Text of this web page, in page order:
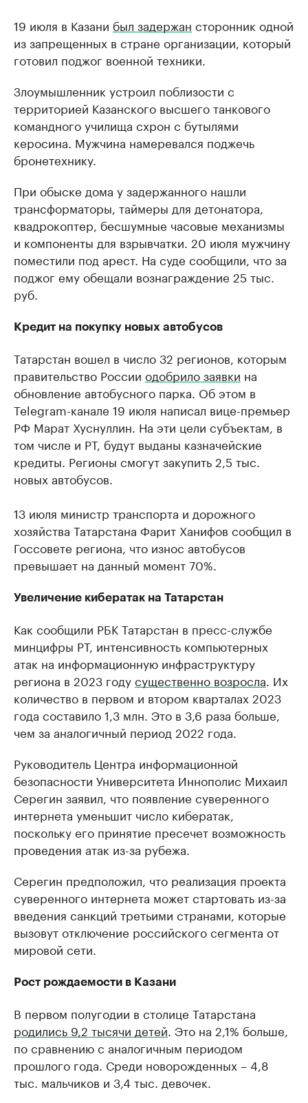
19 июля в Казани был задержан сторонник одной
из запрещенных в стране организации, который
готовил поджог военной техники.
Злоумышленник устроил поблизости с
территорией Казанского высшего танкового
командного училища схрон с бутылями
керосина. Мужчина намеревался поджечь
бронетехнику.
При обыске дома у задержанного нашли
трансформаторы, таймеры для детонатора,
квадрокоптер, бесшумные часовые механизмы
и компоненты для взрывчатки. 20 июля мужчину
поместили под арест. На суде сообщили, что за
поджог ему обещали вознаграждение 25 тыс.
руб.
Кредит на покупку новых автобусов
Татарстан вошел в число 32 регионов, которым
правительство России одобрило заявки на
обновление автобусного парка. Об этом в
Telegram-канале 19 июля написал вице-премьер
РФ Марат Хуснуллин. На эти цели субъектам, в
том числе и РТ, будут выданы казначейские
кредиты. Регионы смогут закупить 2,5 тыс.
новых автобусов.
13 июля министр транспорта и дорожного
хозяйства Татарстана Фарит Ханифов сообщил в
Госсовете региона, что износ автобусов
превышает на данный момент 70%.
Увеличение кибератак на Татарстан
Как сообщили РБК Татарстан в пресс-службе
минцифры РТ, интенсивность компьютерных
атак на информационную инфраструктуру
региона в 2023 годусущественно возросла . Их
количество в первом и втором кварталах 2023
года составило 1,3 млн. Это в 3,6 раза больше,
чем за аналогичный период 2022 года.
Руководитель Центра информационной
безопасности Университета Иннополис Михаил
Серегин заявил, что появление суверенного
интернета уменьшит число кибератак,
поскольку его принятие пресечет возможность
проведения атак из-за рубежа.
Серегин предположил, что реализация проекта
суверенного интернета может стартовать из-за
введения санкций третьими странами, которые
вызовут отключение российского сегмента от
мировой сети.
Рост рождаемости в Казани
В первом полугодии в столице Татарстана
родились 9,2 тысячи детей . Это на 2,1% больше,
по сравнению с аналогичным периодом
прошлого года. Среди новорожденных – 4,8
тыс. мальчиков и 3,4 тыс. девочек.